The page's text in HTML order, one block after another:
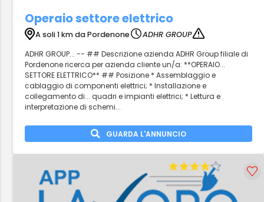
Operaio settore elettrico
A soli 1 km da Pordenone
ADHR GROUP
ADHR GROUP... -- ## Descrizione azienda ADHR Group filiale di
Pordenone ricerca per azienda cliente un/a: **OPERAIO...
SETTORE ELETTRICO** ## Posizione * Assemblaggio e
cablaggio di componenti elettrici; * Installazione e
collegamento di... quadri e impianti elettrici; * Lettura e
interpretazione di schemi...
GUARDA L'ANNUNCIO